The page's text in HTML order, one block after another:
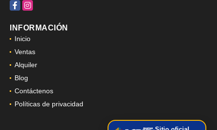
FacebookInstagram
INFORMACIÓN
Inicio
Ventas
Alquiler
Blog
Contáctenos
Políticas de privacidad